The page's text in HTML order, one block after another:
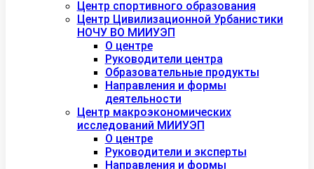
Центр спортивного образования
Центр Цивилизационной Урбанистики
НОЧУ ВО МИИУЭП
О центре
Руководители центра
Образовательные продукты
Направления и формы
деятельности
Центр макроэкономических
исследований МИИУЭП
О центре
Руководители и эксперты
Направления и формы